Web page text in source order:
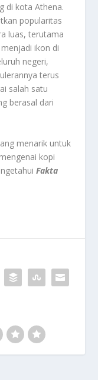
di kota Athena.
popularitas
luas, terutama
ikon di
negeri,
terus
salah satu
berasal dari
menarik untuk
kopi
Fakta